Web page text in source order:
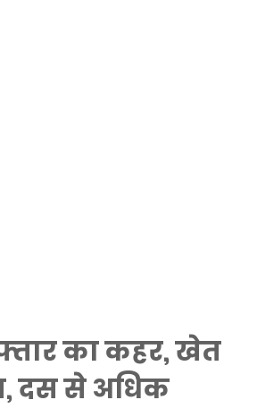
का कहर, खेत
दस से अधिक